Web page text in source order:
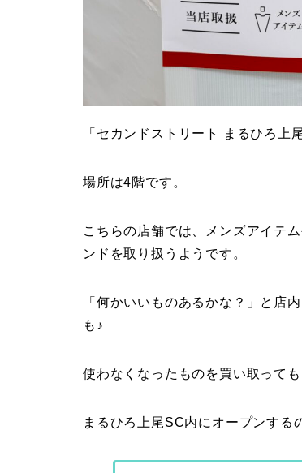
「セカンドストリート まるひろ上
場所は4階です。
こちらの店舗では、メンズアイテ
ンドを取り扱うようです。
「何かいいものあるかな？」と店
も♪
使わなくなったものを買い取って
まるひろ上尾SC内にオープンする